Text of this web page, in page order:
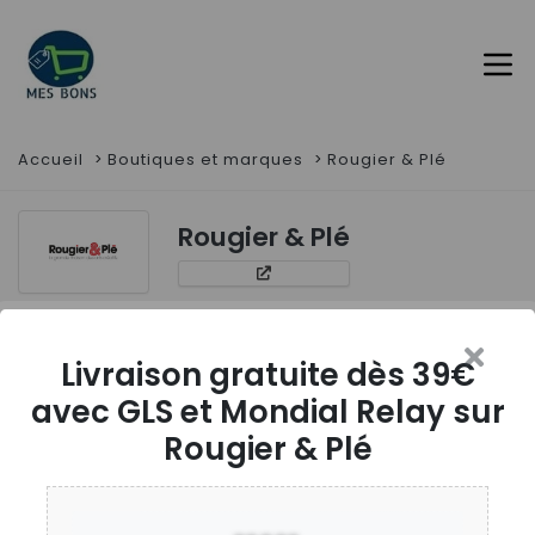
Accueil Boutiques et marques Rougier & Plé
Rougier & Plé
réductions et codes promos
Livraison gratuite dès 39€
avec GLS et Mondial Relay sur
Rougier & Plé